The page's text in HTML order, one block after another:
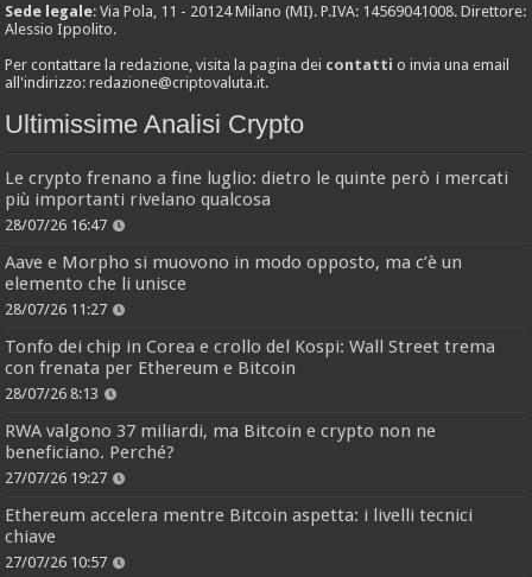
Sede legale: Via Pola, 11 - 20124 Milano (MI). P.IVA: 14569041008. Direttore:
Alessio Ippolito.
Per contattare la redazione, visita la pagina dei contatti o invia una email
all'indirizzo:redazione@criptovaluta.it.
Ultimissime Analisi Crypto
Le crypto frenano a fine luglio: dietro le quinte però i mercati
più importanti rivelano qualcosa
28/07/26 16:47
Aave e Morpho si muovono in modo opposto, ma c’è un
elemento che li unisce
28/07/26 11:27
Tonfo dei chip in Corea e crollo del Kospi: Wall Street trema
con frenata per Ethereum e Bitcoin
28/07/26 8:13
RWA valgono 37 miliardi, ma Bitcoin e crypto non ne
beneficiano. Perché?
27/07/26 19:27
Ethereum accelera mentre Bitcoin aspetta: i livelli tecnici
chiave
27/07/26 10:57